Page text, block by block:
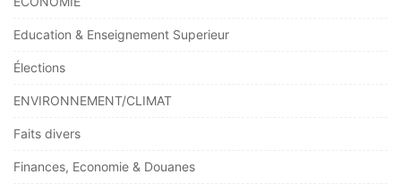
Education & Enseignement Superieur
Élections
ENVIRONNEMENT/CLIMAT
Faits divers
Finances, Economie & Douanes